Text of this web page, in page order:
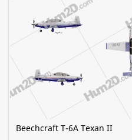
Beechcraft T-6A Texan II